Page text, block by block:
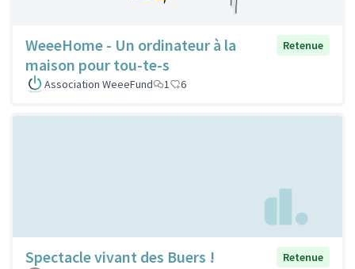
WeeeHome - Un ordinateur à la
maison pour tou-te-s
Retenue
Association WeeeFund 1 6
Spectacle vivant des Buers !
Retenue